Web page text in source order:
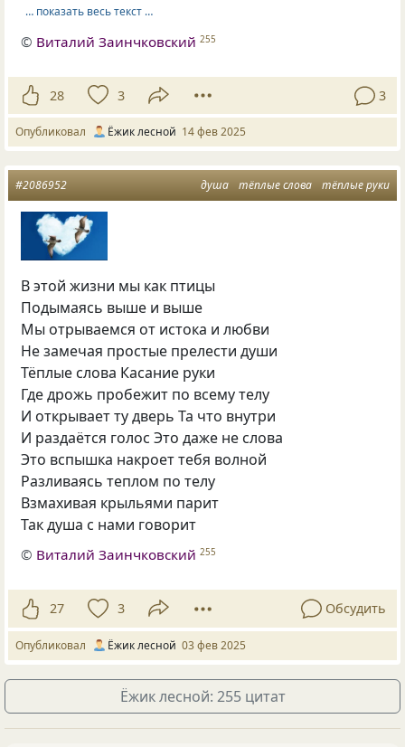
… показать весь текст …
© Виталий Заинчковский 255
28 3 3
Опубликовал Ёжик лесной 14 фев 2025
душа тёплые слова тёплые руки
#2086952
В этой жизни мы как птицы
Подымаясь выше и выше
Мы отрываемся от истока и любви
Не замечая простые прелести души
Тёплые слова Касание руки
Где дрожь пробежит по всему телу
И открывает ту дверь Та что внутри
И раздаётся голос Это даже не слова
Это вспышка накроет тебя волной
Разливаясь теплом по телу
Взмахивая крыльями парит
Так душа с нами говорит
© Виталий Заинчковский 255
27 3 Обсудить
Опубликовал Ёжик лесной 03 фев 2025
Ёжик лесной: 255 цитат